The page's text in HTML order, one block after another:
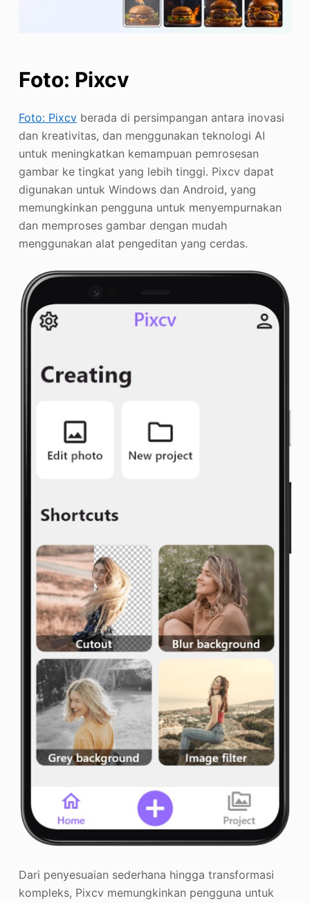
Foto: Pixcv
Foto: Pixcvberada di persimpangan antara inovasi
dan kreativitas, dan menggunakan teknologi AI
untuk meningkatkan kemampuan pemrosesan
gambar ke tingkat yang lebih tinggi. Pixcv dapat
digunakan untuk Windows dan Android, yang
memungkinkan pengguna untuk menyempurnakan
dan memproses gambar dengan mudah
menggunakan alat pengeditan yang cerdas.
Dari penyesuaian sederhana hingga transformasi
kompleks, Pixcv memungkinkan pengguna untuk